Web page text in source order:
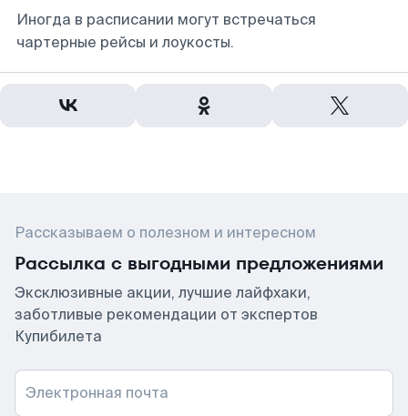
Иногда в расписании могут встречаться
чартерные рейсы и лоукосты.
Рассказываем о полезном и интересном
Рассылка с выгодными предложениями
Эксклюзивные акции, лучшие лайфхаки,
заботливые рекомендации от экспертов
Купибилета
Электронная почта